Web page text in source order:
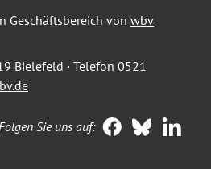
Geschäftsbereich von wbv
Bielefeld · Telefon 0521
Sie uns auf: